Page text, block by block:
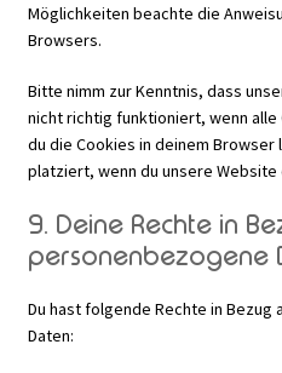
Möglichkeiten beachte die
Browsers.
Bitte nimm zur Kenntnis, dass
nicht richtig funktioniert, wenn
du die Cookies in deinem
platziert, wenn du unsere
9. Deine Rechte in
personenbezogene
Du hast folgende Rechte in
Daten: